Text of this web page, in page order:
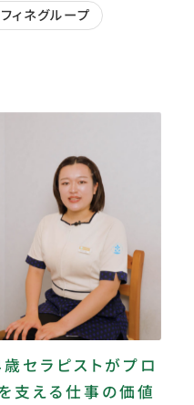
ィネグループ
セラピストがプロ
支える仕事の価値